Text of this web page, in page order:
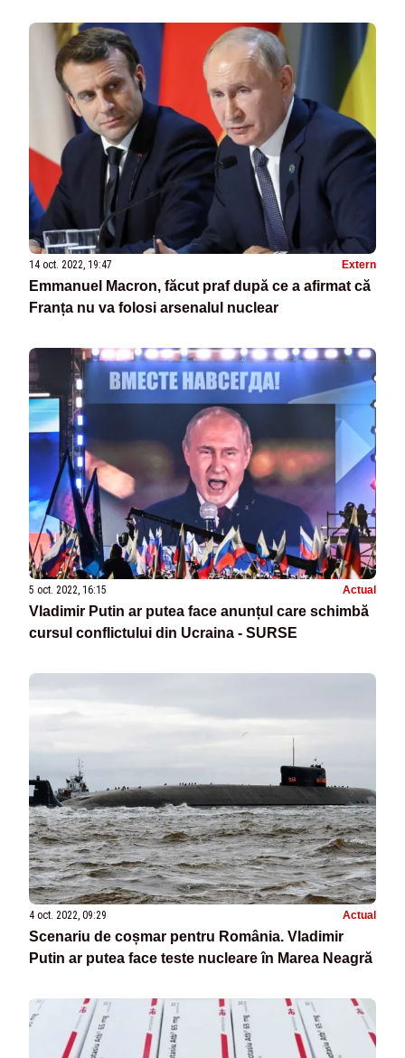
14 oct. 2022, 19:47 Extern
Emmanuel Macron, făcut praf după ce a afirmat că
Franța nu va folosi arsenalul nuclear
5 oct. 2022, 16:15 Actual
Vladimir Putin ar putea face anunțul care schimbă
cursul conflictului din Ucraina - SURSE
4 oct. 2022, 09:29 Actual
Scenariu de coșmar pentru România. Vladimir
Putin ar putea face teste nucleare în Marea Neagră